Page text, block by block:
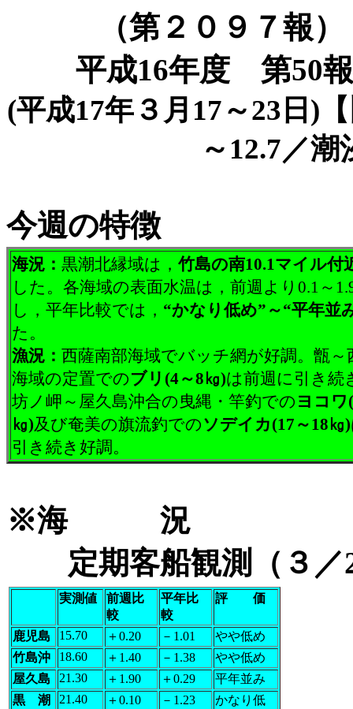
（第２０９７報）
平成16年度 第50報
(平成17年３月17～23日)
～12.7／
今週の特徴
海況： 黒潮北縁域は， 竹島の南10.1マイル付
した。各海域の表面水温は，前週より0.1～
し，平年比較では， “かなり低め”～“平年並
た。
漁況： 西薩南部海域でバッチ網が好調。甑～
海域の定置でのブリ(4～8㎏)は前週に引き続
坊ノ岬～屋久島沖合の曳縄・竿釣での ヨコワ
㎏)及び奄美の旗流釣でのソデイカ(17～18㎏)
引き続き好調。
※海 況
定期客船観測（３
実測値
前週比
較
平年比
較
評 価
鹿児島 15.70 ＋0.20 －1.01
やや低め
竹島沖
18.60 ＋1.40 －1.38
やや低め
屋久島
21.30 ＋1.90 ＋0.29
平年並み
黒 潮
21.40 ＋0.10 －1.23
かなり低